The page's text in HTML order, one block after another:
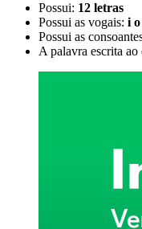
Possui: 12 letras
Possui as vogais: i
Possui as
A palavra escrita ao